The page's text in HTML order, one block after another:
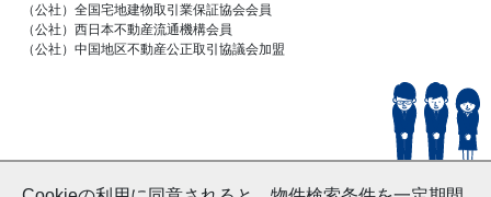
（公社）全国宅地建物取引業保証協会会員
（公社）西日本不動産流通機構会員
（公社）中国地区不動産公正取引協議会加盟
© HouseDoYonago